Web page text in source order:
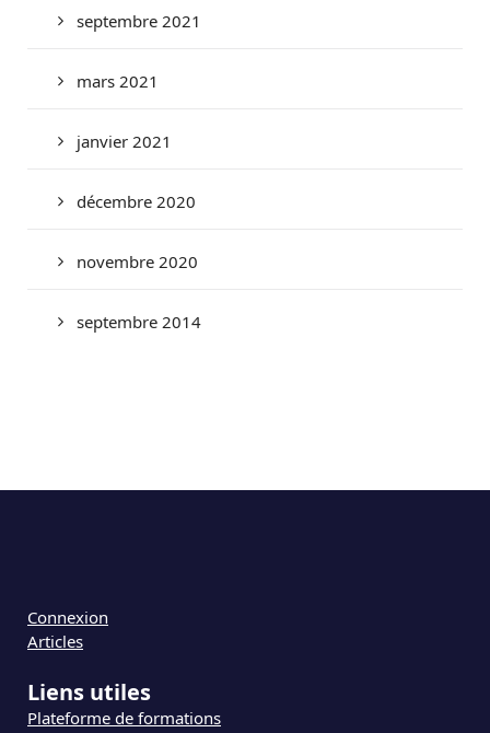
septembre 2021
mars 2021
janvier 2021
décembre 2020
novembre 2020
septembre 2014
Connexion
Articles
Liens utiles
Plateforme de formations